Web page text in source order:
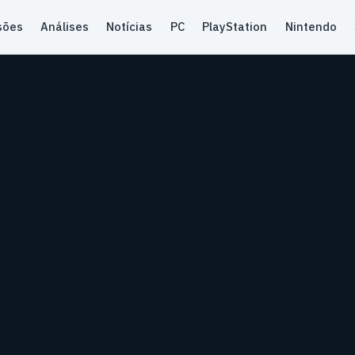
Análises Notícias PC PlayStation Nintendo